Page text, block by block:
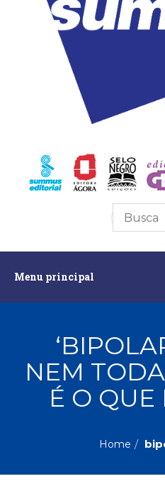
R$
Menu principal
principalAssuntos
Administração,
RH
Astrologia
Humanos
PROMOÇÕES
NEM
É O QUE
Home